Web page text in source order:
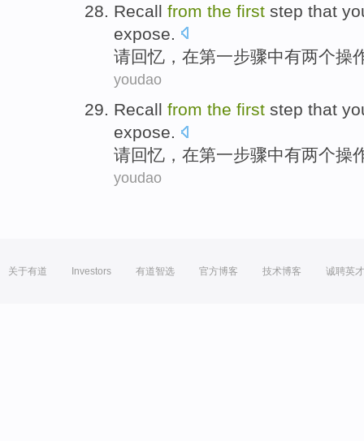
Recall from the first step that
expose
请回忆 ， 在第一步骤中有两个操
youdao
Recall from the first step that
expose.
请回忆 ， 在第一步骤中有两个操
youdao
关于有道 Investors 有道智选 官方博客 技术博客 诚聘英才